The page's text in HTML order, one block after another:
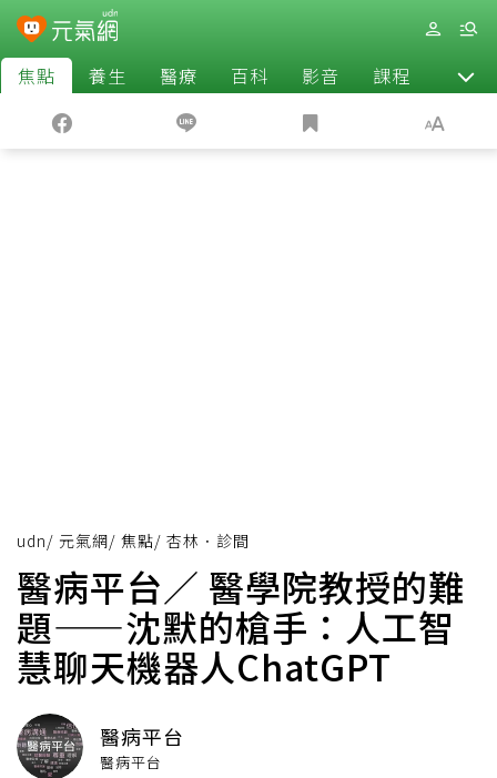
焦點 養生 醫療 百科 影音 課程 退休
udn/ 元氣網/ 焦點/ 杏林．診間
醫病平台／ 醫學院教授的難
題——沈默的槍手：人工智
慧聊天機器人ChatGPT
醫病平台
醫病平台